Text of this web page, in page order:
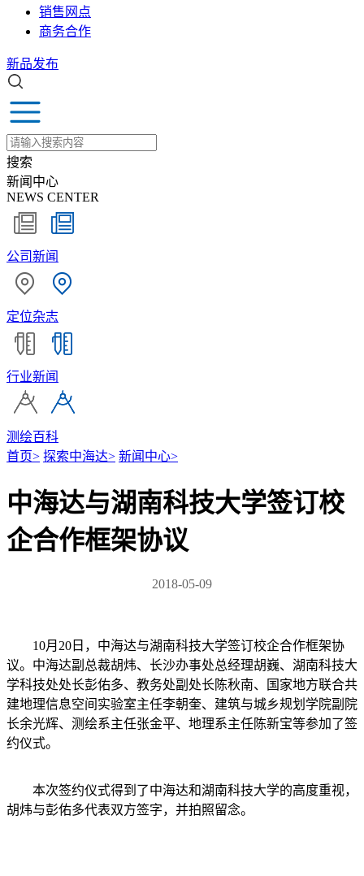
销售网点
商务合作
新品发布
搜索
新闻中心
NEWS CENTER
公司新闻
定位杂志
行业新闻
测绘百科
首页> 探索中海达> 新闻中心>
中海达与湖南科技大学签订校
企合作框架协议
2018-05-09
10月20日，中海达与湖南科技大学签订校企合作框架协
议。中海达副总裁胡炜、长沙办事处总经理胡巍、湖南科技大
学科技处处长彭佑多、教务处副处长陈秋南、国家地方联合共
建地理信息空间实验室主任李朝奎、建筑与城乡规划学院副院
长余光辉、测绘系主任张金平、地理系主任陈新宝等参加了签
约仪式。
本次签约仪式得到了中海达和湖南科技大学的高度重视，
胡炜与彭佑多代表双方签字，并拍照留念。